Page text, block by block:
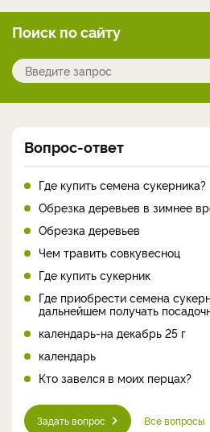
Поиск по сайту
Вопрос-ответ
Где купить семена сукерника?
Обрезка деревьев в зимнее
Обрезка деревьев
Чем травить совкувесноц
Где купить сукерник
Где приобрести семена
дальнейшем получать
календарь-на декабрь 25 г
календарь
Кто завелся в моих перцах?
Задать вопрос Все вопросы